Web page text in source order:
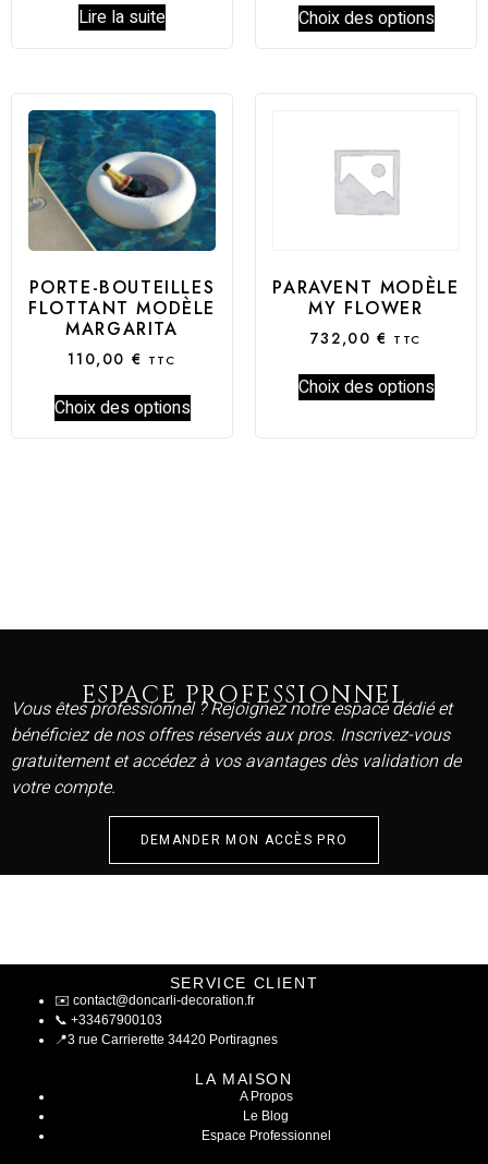
Lire la suite Choix des options
PORTE-BOUTEILLES
FLOTTANT MODÈLE
MARGARITA
110,00 € TTC
Choix des options
PARAVENT MODÈLE
MY FLOWER
732,00€ TTC
Choix des options
ESPACE PROFESSIONNEL
Vous êtes professionnel ? Rejoignez notre espace dédié et
bénéficiez de nos offres réservés aux pros. Inscrivez-vous
gratuitement et accédez à vos avantages dès validation de
votre compte.
DEMANDER MON ACCÈS PRO
SERVICE CLIENT
✉️ contact@doncarli-decoration.fr
📞 +33467900103
📍3 rue Carrierette 34420 Portiragnes
LA MAISON
A Propos
Le Blog
Espace Professionnel